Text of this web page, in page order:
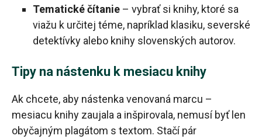
Tematické čítanie – vybrať si knihy, ktoré sa
viažu k určitej téme, napríklad klasiku, severské
detektívky alebo knihy slovenských autorov.
Tipy na nástenku k mesiacu knihy
Ak chcete, aby nástenka venovaná marcu –
mesiacu knihy zaujala a inšpirovala, nemusí byť len
obyčajným plagátom s textom. Stačí pár